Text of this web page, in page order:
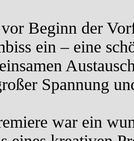
Beginn der
ein – eine
Spannung
war ein